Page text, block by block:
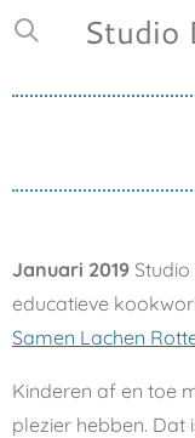
Ga
naar
Studio
Januari 2019
educatieve
Samen Lachen
Kinderen af en toe
plezier hebben. Dat